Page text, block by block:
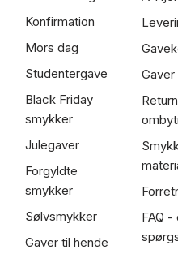
Konfirmation
Mors dag
Studentergave
Black Friday
smykker
Julegaver
Forgyldte
smykker
Sølvsmykker
Gaver til hende
FAQ